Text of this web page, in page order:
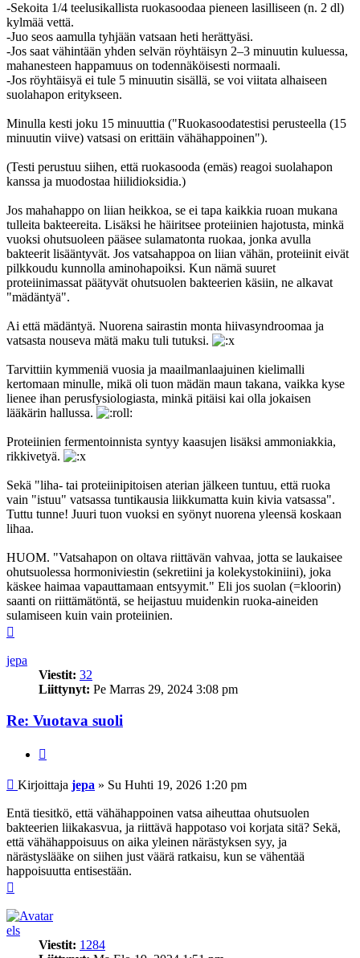
-Sekoita 1/4 teelusikallista ruokasoodaa pieneen lasilliseen (n. 2 dl)
kylmää vettä.
-Juo seos aamulla tyhjään vatsaan heti herättyäsi.
-Jos saat vähintään yhden selvän röyhtäisyn 2–3 minuutin kuluessa,
mahanesteen happamuus on todennäköisesti normaali.
-Jos röyhtäisyä ei tule 5 minuutin sisällä, se voi viitata alhaiseen
suolahapon eritykseen.
Minulla kesti joku 15 minuuttia ("Ruokasoodatestisi perusteella (15
minuutin viive) vatsasi on erittäin vähähappoinen").
(Testi perustuu siihen, että ruokasooda (emäs) reagoi suolahapon
kanssa ja muodostaa hiilidioksidia.)
Jos mahahappo on liian heikkoa, se ei tapa kaikkia ruoan mukana
tulleita bakteereita. Lisäksi he häiritsee proteiinien hajotusta, minkä
vuoksi ohutsuoleen pääsee sulamatonta ruokaa, jonka avulla
bakteerit lisääntyvät. Jos vatsahappoa on liian vähän, proteiinit eivät
pilkkoudu kunnolla aminohapoiksi. Kun nämä suuret
proteiinimassat päätyvät ohutsuolen bakteerien käsiin, ne alkavat
"mädäntyä".
Ai että mädäntyä. Nuorena sairastin monta hiivasyndroomaa ja
vatsasta nouseva mätä maku tuli tutuksi.
Tarvittiin kymmeniä vuosia ja maailmanlaajuinen kielimalli
kertomaan minulle, mikä oli tuon mädän maun takana, vaikka kyse
lienee ihan perusfysiologiasta, minkä pitäisi kai olla jokaisen
lääkärin hallussa.
Proteiinien fermentoinnista syntyy kaasujen lisäksi ammoniakkia,
rikkivetyä.
Sekä "liha- tai proteiinipitoisen aterian jälkeen tuntuu, että ruoka
vain "istuu" vatsassa tuntikausia liikkumatta kuin kivia vatsassa".
Tuttu tunne! Juuri tuon vuoksi en syönyt nuorena yleensä koskaan
lihaa.
HUOM. "Vatsahapon on oltava riittävän vahvaa, jotta se laukaisee
ohutsuolessa hormoniviestin (sekretiini ja kolekystokiniini), joka
käskee haimaa vapauttamaan entsyymit." Eli jos suolan (=kloorin)
saanti on riittämätöntä, se heijastuu muidenkin ruoka-aineiden
sulamiseen kuin vain proteiinien.
jepa
Viestit: 32
Liittynyt: Pe Marras 29, 2024 3:08 pm
Re: Vuotava suoli
Viesti
Kirjoittaja jepa » Su Huhti 19, 2026 1:20 pm
Entä tiesitkö, että vähähappoinen vatsa aiheuttaa ohutsuolen
bakteerien liikakasvua, ja riittävä happotaso voi korjata sitä? Sekä,
että vähähappoisuus on aika yleinen närästyksen syy, ja
närästyslääke on siihen just väärä ratkaisu, kun se vähentää
happoisuutta entisestään.
els
Viestit: 1284